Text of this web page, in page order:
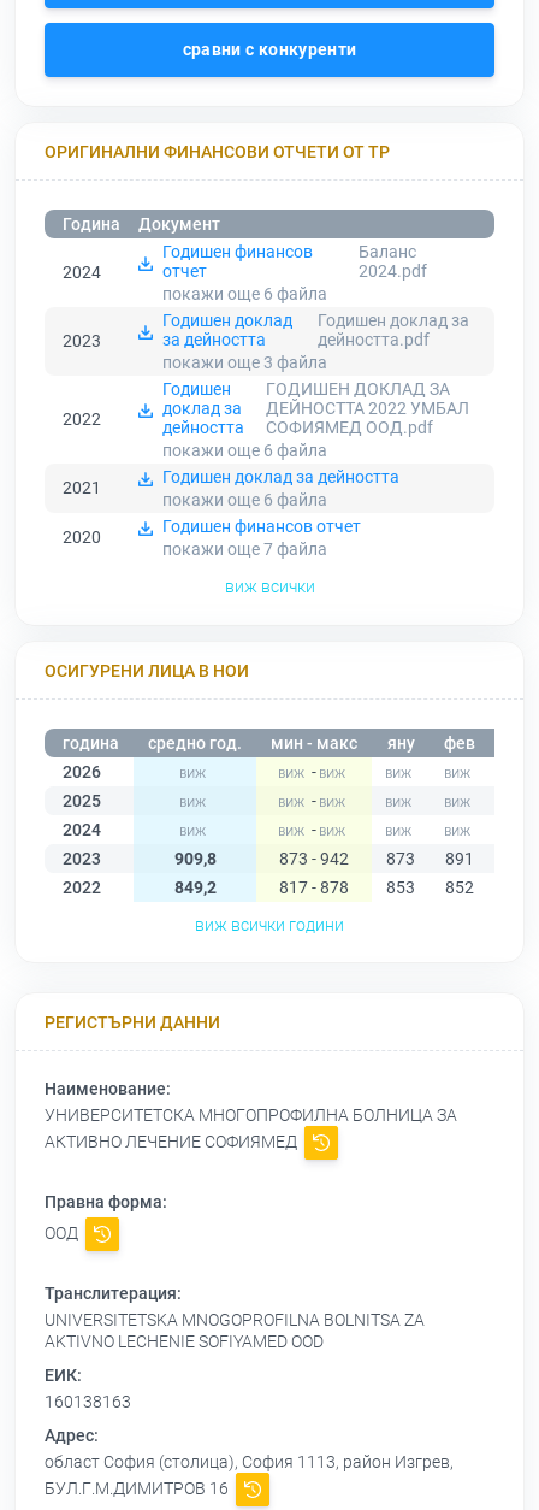
сравни с конкуренти
ОРИГИНАЛНИ ФИНАНСОВИ ОТЧЕТИ ОТ ТР
Година Документ
2024
Годишен финансов
отчет
Баланс
2024.pdf
покажи още 6 файла
2023
Годишен доклад
за дейността
Годишен доклад за
дейността.pdf
покажи още 3 файла
2022
Годишен
доклад за
дейността
ГОДИШЕН ДОКЛАД ЗА
ДЕЙНОСТТА 2022 УМБАЛ
СОФИЯМЕД ООД.pdf
покажи още 6 файла
2021
Годишен доклад за дейността
покажи още 6 файла
2020
Годишен финансов отчет
покажи още 7файла
виж всички
ОСИГУРЕНИ ЛИЦА В НОИ
година средно год. мин - макс яну фев
2026
-
2025
-
2024
-
2023
909,8 873 - 942 873 891
2022
849,2 817 - 878 853 852
виж всички години
РЕГИСТЪРНИ ДАННИ
Наименование:
УНИВЕРСИТЕТСКА МНОГОПРОФИЛНА БОЛНИЦА ЗА
АКТИВНО ЛЕЧЕНИЕ СОФИЯМЕД
Правна форма:
ООД
Транслитерация:
UNIVERSITETSKA MNOGOPROFILNA BOLNITSA ZA
AKTIVNO LECHENIE SOFIYAMED OOD
ЕИК:
160138163
Адрес:
област София (столица), София 1113, район Изгрев,
БУЛ.Г.М.ДИМИТРОВ 16